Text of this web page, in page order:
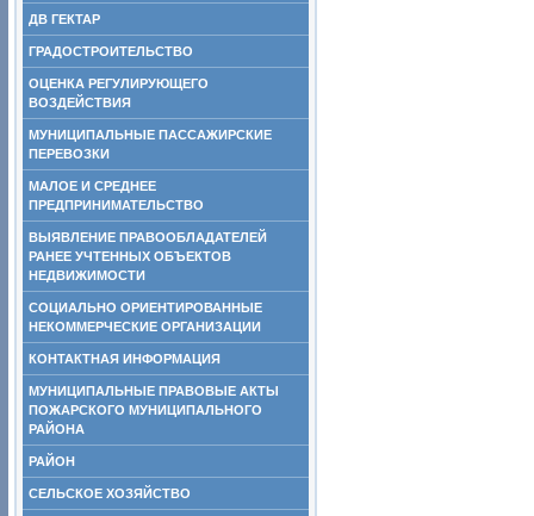
ДВ ГЕКТАР
ГРАДОСТРОИТЕЛЬСТВО
ОЦЕНКА РЕГУЛИРУЮЩЕГО
ВОЗДЕЙСТВИЯ
МУНИЦИПАЛЬНЫЕ ПАССАЖИРСКИЕ
ПЕРЕВОЗКИ
МАЛОЕ И СРЕДНЕЕ
ПРЕДПРИНИМАТЕЛЬСТВО
ВЫЯВЛЕНИЕ ПРАВООБЛАДАТЕЛЕЙ
РАНЕЕ УЧТЕННЫХ ОБЪЕКТОВ
НЕДВИЖИМОСТИ
СОЦИАЛЬНО ОРИЕНТИРОВАННЫЕ
НЕКОММЕРЧЕСКИЕ ОРГАНИЗАЦИИ
КОНТАКТНАЯ ИНФОРМАЦИЯ
МУНИЦИПАЛЬНЫЕ ПРАВОВЫЕ АКТЫ
ПОЖАРСКОГО МУНИЦИПАЛЬНОГО
РАЙОНА
РАЙОН
СЕЛЬСКОЕ ХОЗЯЙСТВО